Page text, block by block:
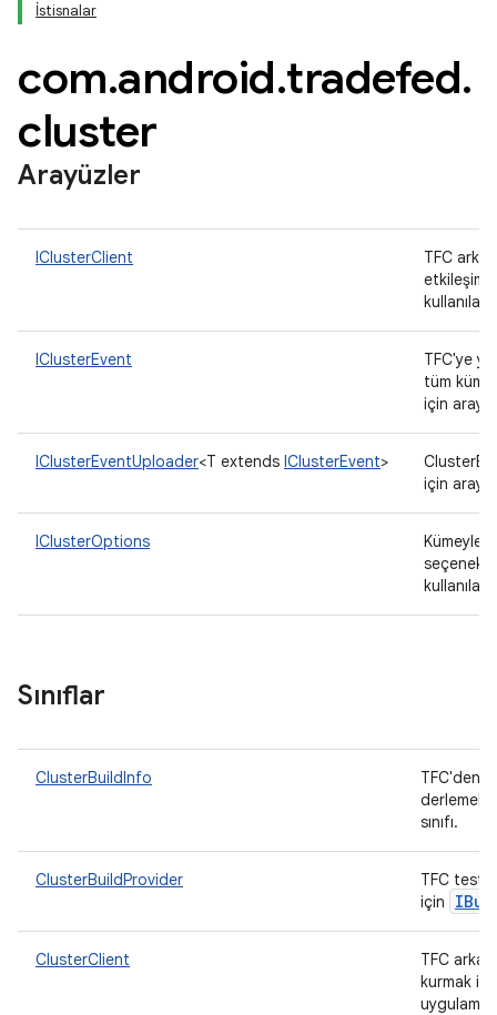
İstisnalar
com.android.tradefed.
cluster
Arayüzler
IClusterClient
TFC arka
etkileşim
IClusterEvent
TFC'ye
tüm
için
IClusterEventUploader<T extends IClusterEvent>
için
IClusterOptions
Kümeyle
Sınıflar
ClusterBuildInfo
TFC'den
sınıfı.
ClusterBuildProvider
TFC test
için
ClusterClient
TFC arka
kurmak